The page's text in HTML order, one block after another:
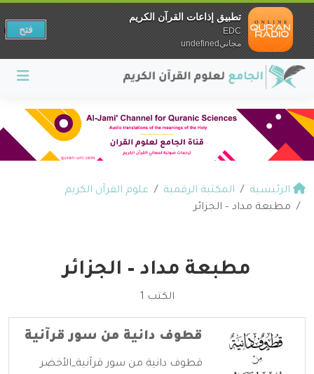
الرئيسية المكتبة الرقمية
علوم القرآن الكريم
مطبعة مداد – الجزائر
مطبعة مداد – الجزائر
الكتب 1
قطوف دانية من سور قرآنية
قطوف دانية من سور قرآنية_الأخضر
تطبيق إذاعات القرآن الكريم
EDC
مجانيundefined
فتح